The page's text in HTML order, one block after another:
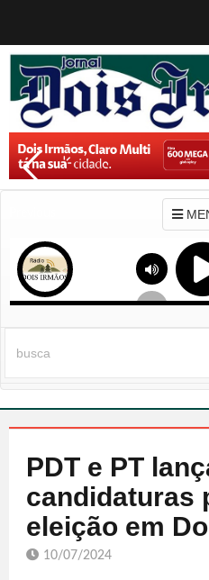
PDT e PT
candidaturas
eleição em
10/07/2024